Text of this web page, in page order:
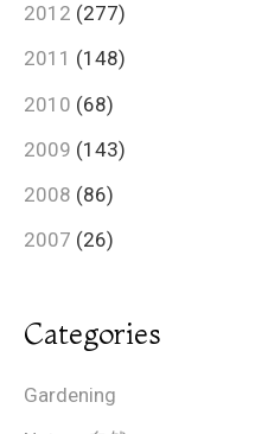
2012 (277)
2011 (148)
2010 (68)
2009 (143)
2008 (86)
2007 (26)
Categories
Gardening